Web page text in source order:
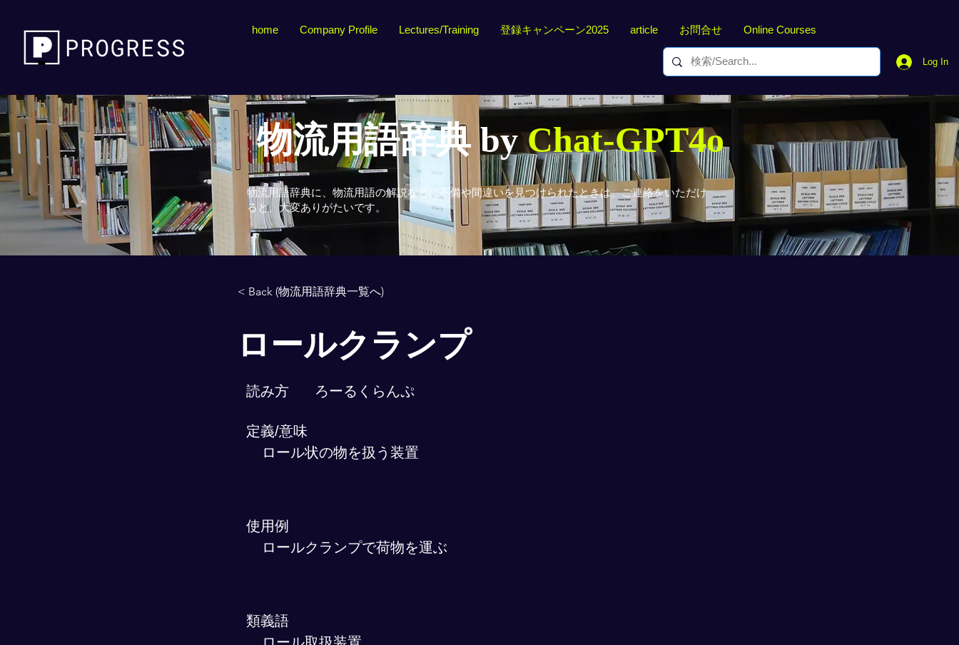
home Company Profile Lectures/Training 登録キャンペーン2025 article お問合せ Online Courses
Log In
物流用語辞典 byChat-GPT4o
物流用語辞典に、物流用語の解説などに不備や間違いを見つけられたときは、ご連絡をいただけ
ると、大変ありがたいです。
< Back (物流用語辞典一覧へ)
ロールクランプ
読み方 ろーるくらんぷ
定義/意味
ロール状の物を扱う装置
使用例
ロールクランプで荷物を運ぶ
類義語